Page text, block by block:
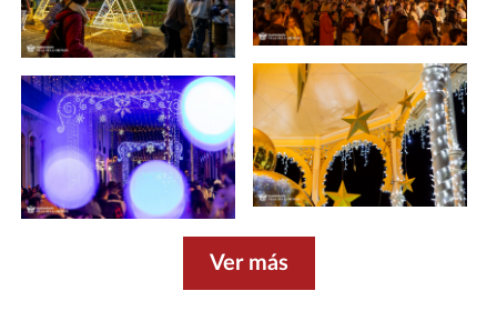
Ver más